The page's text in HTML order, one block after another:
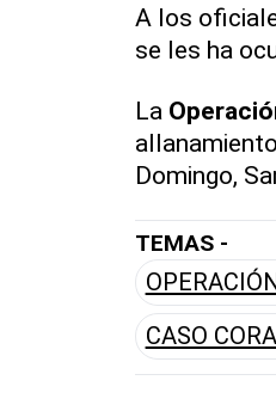
A los
se les ha
La
Domingo,
TEMAS -
CASO